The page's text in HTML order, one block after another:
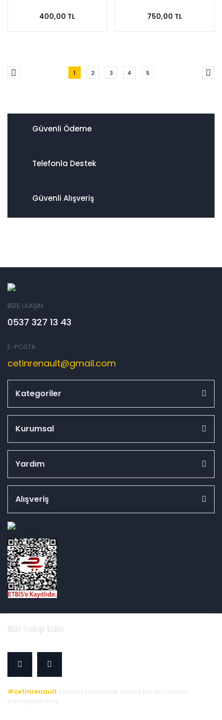
400,00 TL 750,00 TL
1 2 3 4 5
Güvenli Ödeme
Telefonla Destek
Güvenli Alışveriş
BİZE ULAŞIN
0537 327 13 43
E-POSTA
cetinrenault@gmail.com
Kategoriler
Kurumsal
Yardım
Alışveriş
Bizi Takip Edin
#cetinrenault etiketini kullanarak Sosyal Medya'da bizi
paylaşabilirsiniz.